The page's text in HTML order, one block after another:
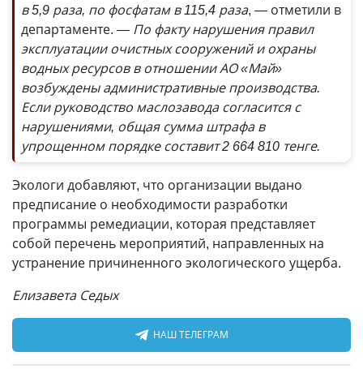
в 5,9 раза, по фосфатам в 115,4 раза, — отметили в
департаменте. — По факту нарушения правил
эксплуатации очистных сооружений и охраны
водных ресурсов в отношении АО «Май»
возбуждены административные производства.
Если руководство маслозавода согласится с
нарушениями, общая сумма штрафа в
упрощенном порядке составит 2 664 810 тенге.
Экологи добавляют, что организации выдано
предписание о необходимости разработки
программы ремедиации, которая представляет
собой перечень мероприятий, направленных на
устранение причиненного экологического ущерба.
Елизавета Седых
НАШ ТЕЛЕГРАМ